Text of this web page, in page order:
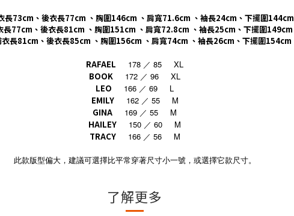
長73cm、後衣長77cm 、胸圍146cm 、肩寬71.6cm 、袖長24cm、下擺圍144cm
長77cm、後衣長81cm 、胸圍151cm 、肩寬72.8cm 、袖長25cm、下擺圍149cm
長81cm 、後衣長85cm 、胸圍156cm 、肩寬74cm 、袖長26cm 、下擺圍154cm
RAFAEL 178 ／ 85 XL
BOOK 172 ／ 96 XL
LEO 166 ／ 69 L
EMILY162 ／ 55 M
GINA 169 ／ 55 M
HAILEY 150 ／ 60 M
TRACY166 ／ 56 M
此款版型偏大，建議可選擇比平常穿著尺寸小一號，或選擇它款尺寸。
了解更多